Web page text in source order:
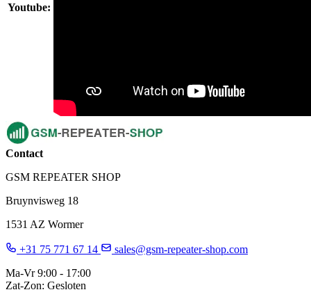
Youtube:
Contact
GSM REPEATER SHOP
Bruynvisweg 18
1531 AZ Wormer
+31 75 771 67 14
sales@gsm-repeater-shop.com
Ma-Vr 9:00 - 17:00
Zat-Zon: Gesloten